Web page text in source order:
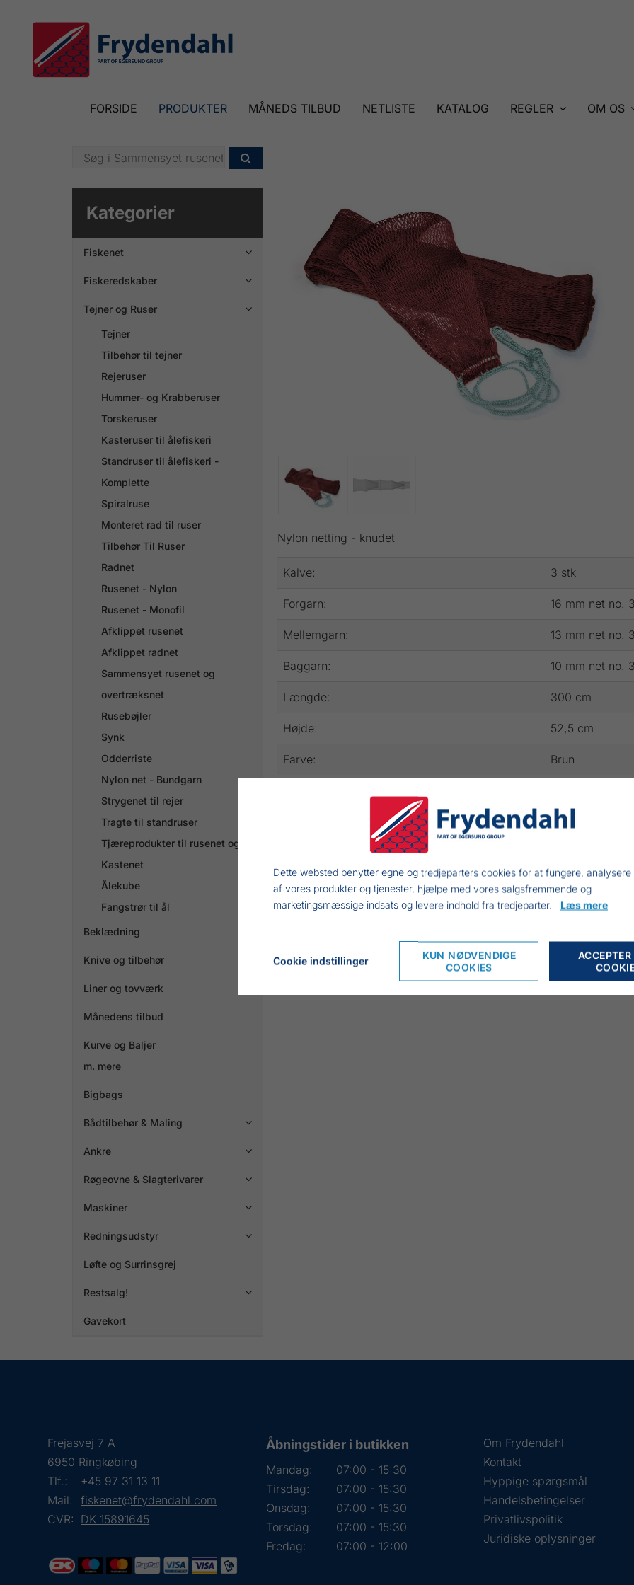
FORSIDE PRODUKTER MÅNEDS TILBUD NETLISTE KATALOG REGLER OM OS

Kategorier
Fiskenet 
Fiskeredskaber 
Tejner og Ruser 
Tejner
Tilbehør til tejner
Rejeruser
Hummer- og Krabberuser
Torskeruser
Kasteruser til ålefiskeri
Standruser til ålefiskeri -
Komplette
Spiralruse
Monteret rad til ruser
Tilbehør Til Ruser
Radnet
Rusenet - Nylon
Rusenet - Monofil
Afklippet rusenet
Afklippet radnet
Sammensyet rusenet og
overtræksnet
Rusebøjler
Synk
Odderriste
Nylon net - Bundgarn
Strygenet til rejer
Tragte til standruser
Tjæreprodukter til rusenet og træ
Kastenet
Ålekube
Fangstrør til ål
Beklædning
Knive og tilbehør
Liner og tovværk
Månedens tilbud
Kurve og Baljer
m. mere
Bigbags
Bådtilbehør & Maling 
Ankre 
Røgeovne & Slagterivarer 
Maskiner 
Redningsudstyr 
Løfte og Surrinsgrej
Restsalg! 
Gavekort
Nylon netting - knudet
Kalve: 3 stk
Forgarn: 16 mm net no. 3
Mellemgarn: 13 mm net no. 3
Baggarn: 10 mm net no. 3
Længde: 300 cm
Højde: 52,5 cm
Farve: Brun
Frejasvej 7 A
6950 Ringkøbing
Tlf.:
+45 97 31 13 11
Mail:
fiskenet@frydendahl.com
CVR: DK 15891645
Åbningstider i butikken
Mandag:
07:00 - 15:30
Tirsdag:
07:00 - 15:30
Onsdag:
07:00 - 15:30
Torsdag:
07:00 - 15:30
Fredag:
07:00 - 12:00
Om Frydendahl
Kontakt
Hyppige spørgsmål
Handelsbetingelser
Privatlivspolitik
Juridiske oplysninger
Dette websted benytter egne og tredjeparters cookies for at fungere, analysere
af vores produkter og tjenester, hjælpe med vores salgsfremmende og
marketingsmæssige indsats og levere indhold fra tredjeparter. Læs mere
Cookie indstillinger
KUN NØDVENDIGE
COOKIES